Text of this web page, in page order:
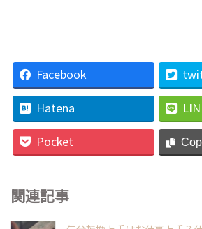
Facebook
Hatena
Pocket
関連記事